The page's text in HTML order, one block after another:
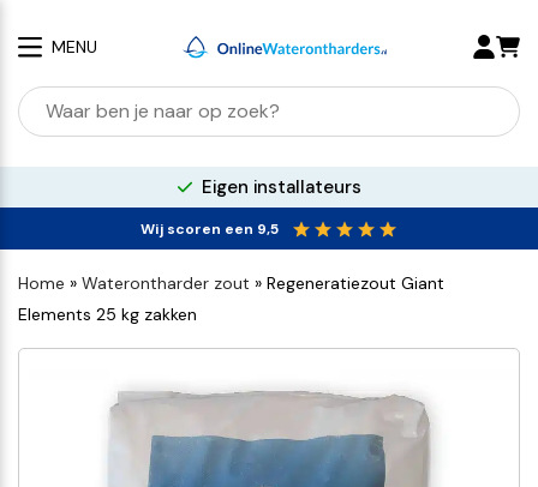
MENU
100% kalkvrij water
Wij scoren een 9,5
Home » Waterontharder zout » Regeneratiezout Giant
Elements 25 kg zakken